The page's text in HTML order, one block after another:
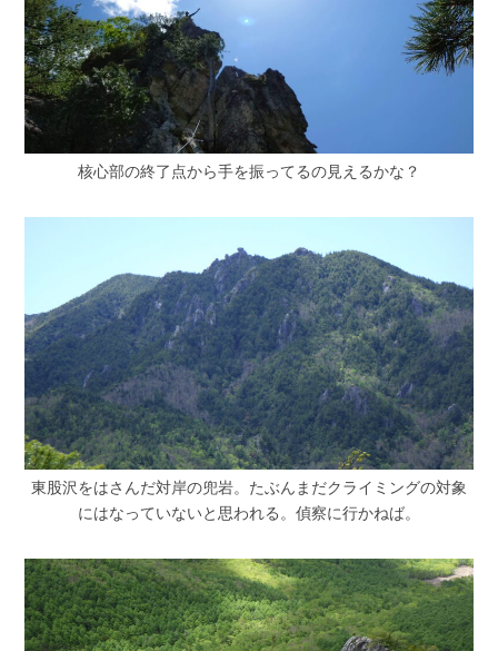
核心部の終了点から手を振ってるの見えるかな？
東股沢をはさんだ対岸の兜岩。たぶんまだクライミングの対象
にはなっていないと思われる。偵察に行かねば。